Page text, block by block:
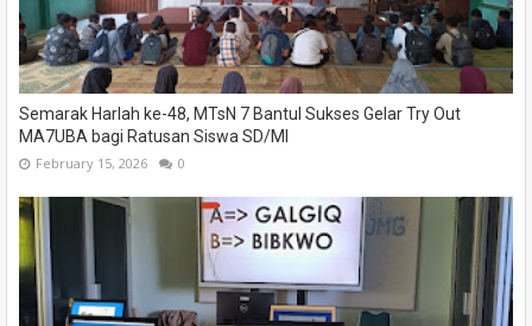
Semarak Harlah ke-48, MTsN 7 Bantul Sukses Gelar Try Out
MA7UBA bagi Ratusan Siswa SD/MI
February 15, 2026 0